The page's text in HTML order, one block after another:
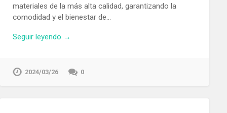
materiales de la más alta calidad, garantizando la
comodidad y el bienestar de…
Seguir leyendo →
2024/03/26 0